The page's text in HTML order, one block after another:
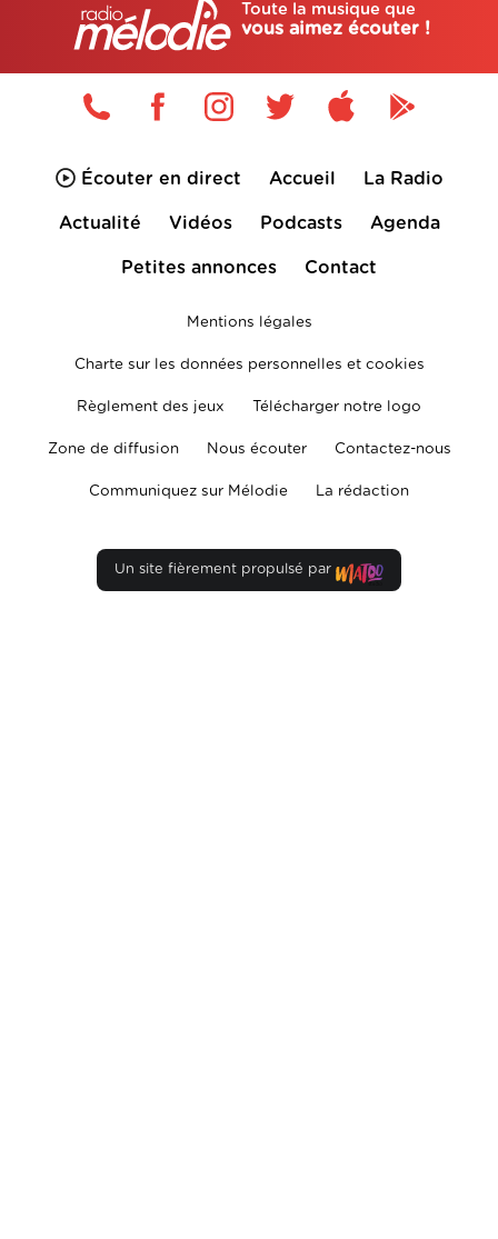
Toute la musique que
vous aimez écouter !
Écouter en direct Accueil La Radio
Actualité Vidéos Podcasts Agenda
Petites annonces Contact
Mentions légales
Charte sur les données personnelles et cookies
Règlement des jeux Télécharger notre logo
Zone de diffusion Nous écouter Contactez-nous
Communiquez sur Mélodie La rédaction
Un site fièrement propulsé par